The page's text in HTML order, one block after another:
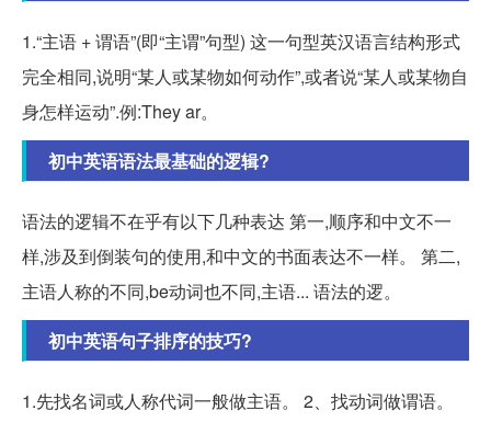
1.“主语 + 谓语”(即“主谓”句型) 这一句型英汉语言结构形式
完全相同,说明“某人或某物如何动作”,或者说“某人或某物自
身怎样运动”.例:They ar。
初中英语语法最基础的逻辑?
语法的逻辑不在乎有以下几种表达 第一,顺序和中文不一
样,涉及到倒装句的使用,和中文的书面表达不一样。 第二,
主语人称的不同,be动词也不同,主语... 语法的逻。
初中英语句子排序的技巧?
1.先找名词或人称代词一般做主语。 2、找动词做谓语。